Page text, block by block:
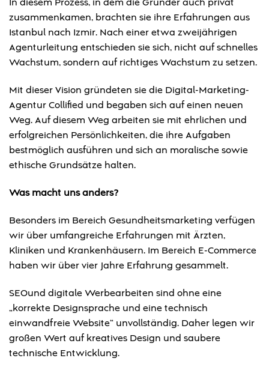
zusammenkamen, brachten sie ihre Erfahrungen aus
Istanbul nach Izmir. Nach einer etwa zweijährigen
Agenturleitung entschieden sie sich, nicht auf schnelles
Wachstum, sondern auf richtiges Wachstum zu setzen.
Mit dieser Vision gründeten sie die Digital-Marketing-
Agentur Collified und begaben sich auf einen neuen
Weg. Auf diesem Weg arbeiten sie mit ehrlichen und
erfolgreichen Persönlichkeiten, die ihre Aufgaben
bestmöglich ausführen und sich an moralische sowie
ethische Grundsätze halten.
Was macht uns anders?
Besonders im Bereich Gesundheitsmarketing verfügen
wir über umfangreiche Erfahrungen mit Ärzten,
Kliniken und Krankenhäusern. Im Bereich E-Commerce
haben wir über vier Jahre Erfahrung gesammelt.
SEOund digitale Werbearbeiten sind ohne eine
„korrekte Designsprache und eine technisch
einwandfreie Website“ unvollständig. Daher legen wir
großen Wert auf kreatives Design und saubere
technische Entwicklung.